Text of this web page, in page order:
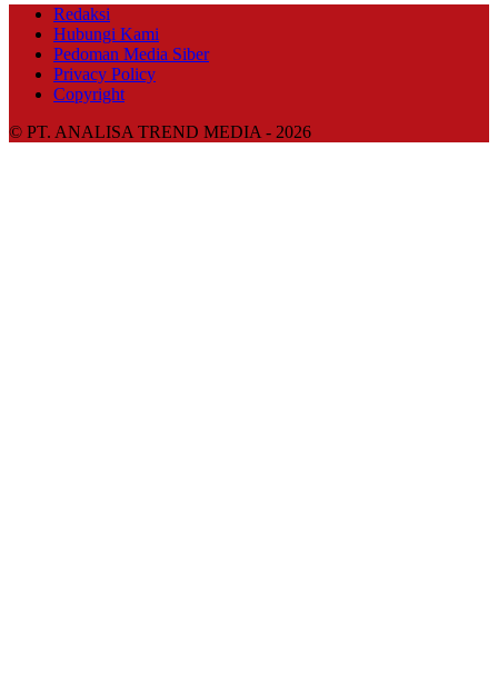
Redaksi
Hubungi Kami
Pedoman Media Siber
Privacy Policy
Copyright
© PT. ANALISA TREND MEDIA - 2026